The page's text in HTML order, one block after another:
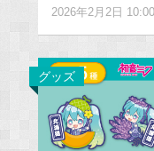
2026年2月2日 10:00
グッズ